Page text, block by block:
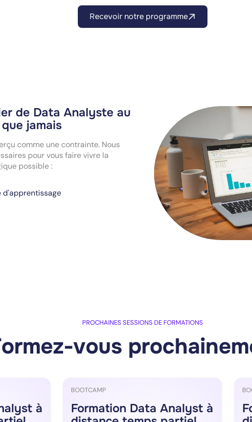
Recevoir notre programme
de Data Analyste au
jamais
comme une contrainte. Nous
pour vous faire vivre la
possible :
d'apprentissage
PROCHAINES SESSIONS DE FORMATIONS
vous
à
BOOTCAMP
Formation Data Analyst à